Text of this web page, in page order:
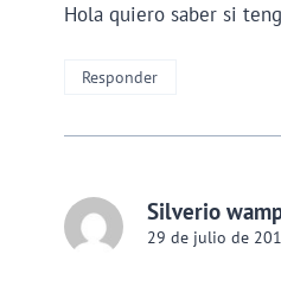
Hola quiero saber si
Responder
Silverio
29 de julio de